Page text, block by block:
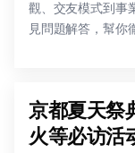
觀、交友模式到事
見問題解答，幫你
京都夏天祭
火等必访活